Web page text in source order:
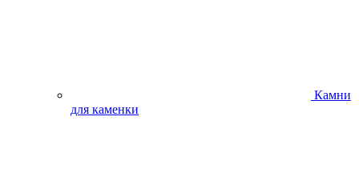
Камни
для каменки